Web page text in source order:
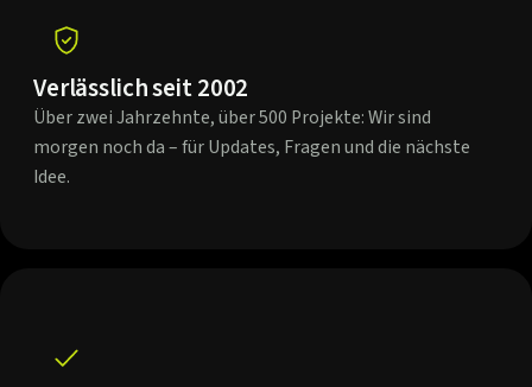
Verlässlich seit 2002
Über zwei Jahrzehnte, über 500 Projekte: Wir sind
morgen noch da – für Updates, Fragen und die nächste
Idee.